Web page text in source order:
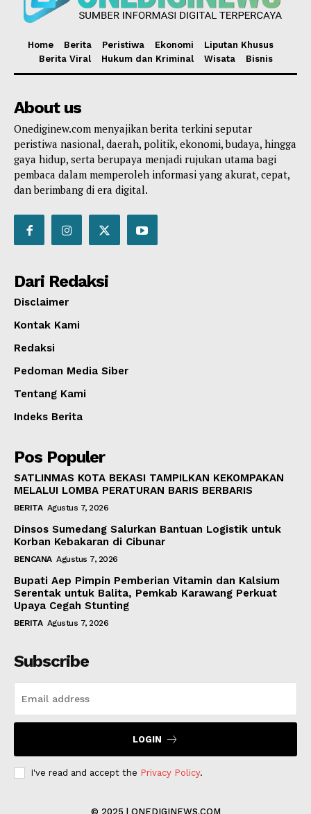
Home Berita Peristiwa Ekonomi
Liputan Khusus
Berita Viral
Hukum dan Kriminal Wisata Bisnis
About us
Onediginew.com menyajikan berita terkini seputar
peristiwa nasional, daerah, politik, ekonomi, budaya, hingga
gaya hidup, serta berupaya menjadi rujukan utama bagi
pembaca dalam memperoleh informasi yang akurat, cepat,
dan berimbang di era digital.
Dari Redaksi
Disclaimer
Kontak Kami
Redaksi
Pedoman Media Siber
Tentang Kami
Indeks Berita
Pos Populer
SATLINMAS KOTA BEKASI TAMPILKAN KEKOMPAKAN
MELALUI LOMBA PERATURAN BARIS BERBARIS
BERITA Agustus 7, 2026
Dinsos Sumedang Salurkan Bantuan Logistik untuk
Korban Kebakaran di Cibunar
BENCANA Agustus 7, 2026
Bupati Aep Pimpin Pemberian Vitamin dan Kalsium
Serentak untuk Balita, Pemkab Karawang Perkuat
Upaya Cegah Stunting
BERITA Agustus 7, 2026
Subscribe
LOGIN
I've read and accept the Privacy Policy.
© 2025 | ONEDIGINEWS.COM